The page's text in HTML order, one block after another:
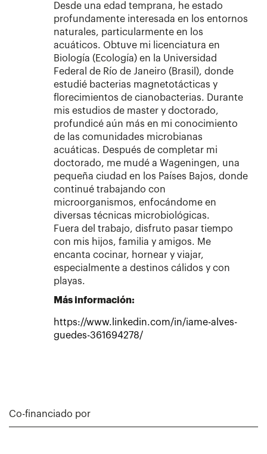
Desde una edad temprana, he estado
profundamente interesada en los entornos
naturales, particularmente en los
acuáticos. Obtuve mi licenciatura en
Biología (Ecología) en la Universidad
Federal de Río de Janeiro (Brasil), donde
estudié bacterias magnetotácticas y
florecimientos de cianobacterias. Durante
mis estudios de master y doctorado,
profundicé aún más en mi conocimiento
de las comunidades microbianas
acuáticas. Después de completar mi
doctorado, me mudé a Wageningen, una
pequeña ciudad en los Países Bajos, donde
continué trabajando con
microorganismos, enfocándome en
diversas técnicas microbiológicas.
Fuera del trabajo, disfruto pasar tiempo
con mis hijos, familia y amigos. Me
encanta cocinar, hornear y viajar,
especialmente a destinos cálidos y con
playas.
Más información:
https://www.linkedin.com/in/iame-alves-
guedes-361694278/
Co-financiado por